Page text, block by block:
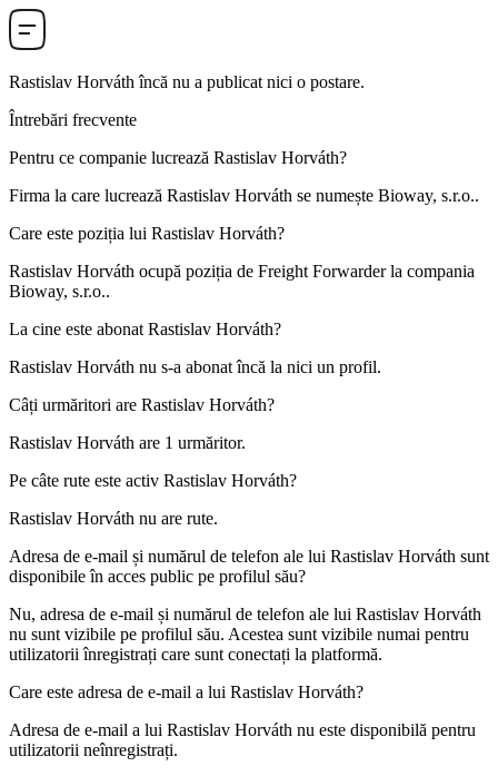
Rastislav Horváth încă nu a publicat nici o postare.
Întrebări frecvente
Pentru ce companie lucrează Rastislav Horváth?
Firma la care lucrează Rastislav Horváth se numește Bioway, s.r.o..
Care este poziția lui Rastislav Horváth?
Rastislav Horváth ocupă poziția de Freight Forwarderla compania
Bioway, s.r.o..
La cine este abonat Rastislav Horváth?
Rastislav Horváth nu s-a abonat încă la nici un profil.
Câți urmăritori are Rastislav Horváth?
Rastislav Horváth are 1 urmăritor.
Pe câte rute este activ Rastislav Horváth?
Rastislav Horváth nu are rute.
Adresa de e-mail și numărul de telefon ale lui Rastislav Horváth sunt
disponibile în acces public pe profilul său?
Nu, adresa de e-mail și numărul de telefon ale lui Rastislav Horváth
nu sunt vizibile pe profilul său. Acestea sunt vizibile numai pentru
utilizatorii înregistrați care sunt conectați la platformă.
Care este adresa de e-mail a lui Rastislav Horváth?
Adresa de e-mail a lui Rastislav Horváth nu este disponibilă pentru
utilizatorii neînregistrați.